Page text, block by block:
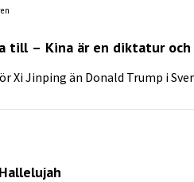
till – Kina är en diktatur och
Xi Jinping än Donald Trump i